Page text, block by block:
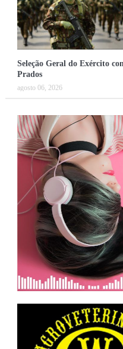
Seleção Geral do Exército
Prados
agosto 06, 2026